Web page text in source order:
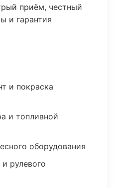
приём, честный
и гарантия
и покраска
и топливной
оборудования
рулевого